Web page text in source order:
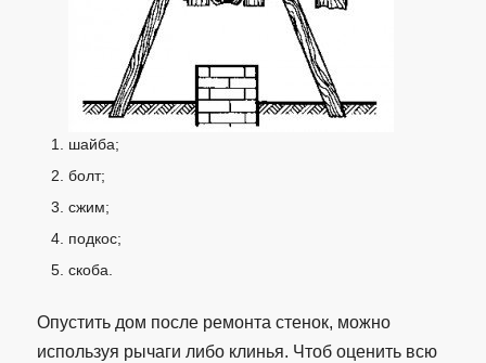
шайба;
болт;
сжим;
подкос;
скоба.
Опустить дом после ремонта стенок, можно
используя рычаги либо клинья. Чтоб оценить всю